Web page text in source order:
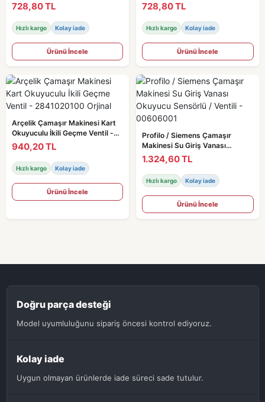
728,80 TL
Hızlı kargo Kolay iade
Ürünü İncele
728,80 TL
Hızlı kargo Kolay iade
Ürünü İncele
Arçelik Çamaşır Makinesi Kart
Okuyuculu İkili Geçme Ventil -
2841020100 Orjinal
940,20 TL
Hızlı kargo Kolay iade
Ürünü İncele
Profilo / Siemens Çamaşır
Makinesi Su Giriş Vanası
Okuyucu Sensörlü / Ventili -
00606001
1.324,60 TL
Hızlı kargo Kolay iade
Ürünü İncele
Doğru parça desteği
Model uyumluluğunu sipariş öncesi kontrol ediyoruz.
Kolay iade
Uygun olmayan ürünlerde iade süreci sade tutulur.